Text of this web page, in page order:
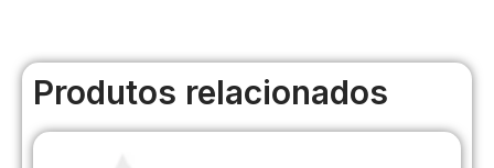
Produtos relacionados